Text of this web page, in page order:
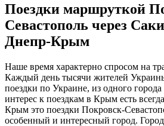
Поездки маршруткой
Севастополь через
Днепр-Крым
Наше время характерно спросом на
Каждый день тысячи жителей
поездки по Украине, из одного
интерес к поездкам в Крым есть
Крым это поездки Покровск-
особенный и интересный город.